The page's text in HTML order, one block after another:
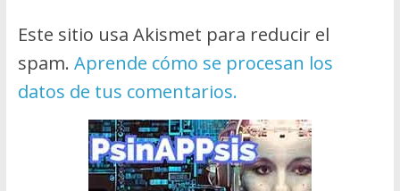
Este sitio usa Akismet para reducir el
spam. Aprende cómo se procesan los
datos de tus comentarios.